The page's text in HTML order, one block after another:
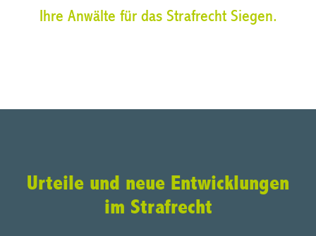
Ihre Anwälte für das Strafrecht Siegen.
Urteile und neue Entwicklungen
im Strafrecht